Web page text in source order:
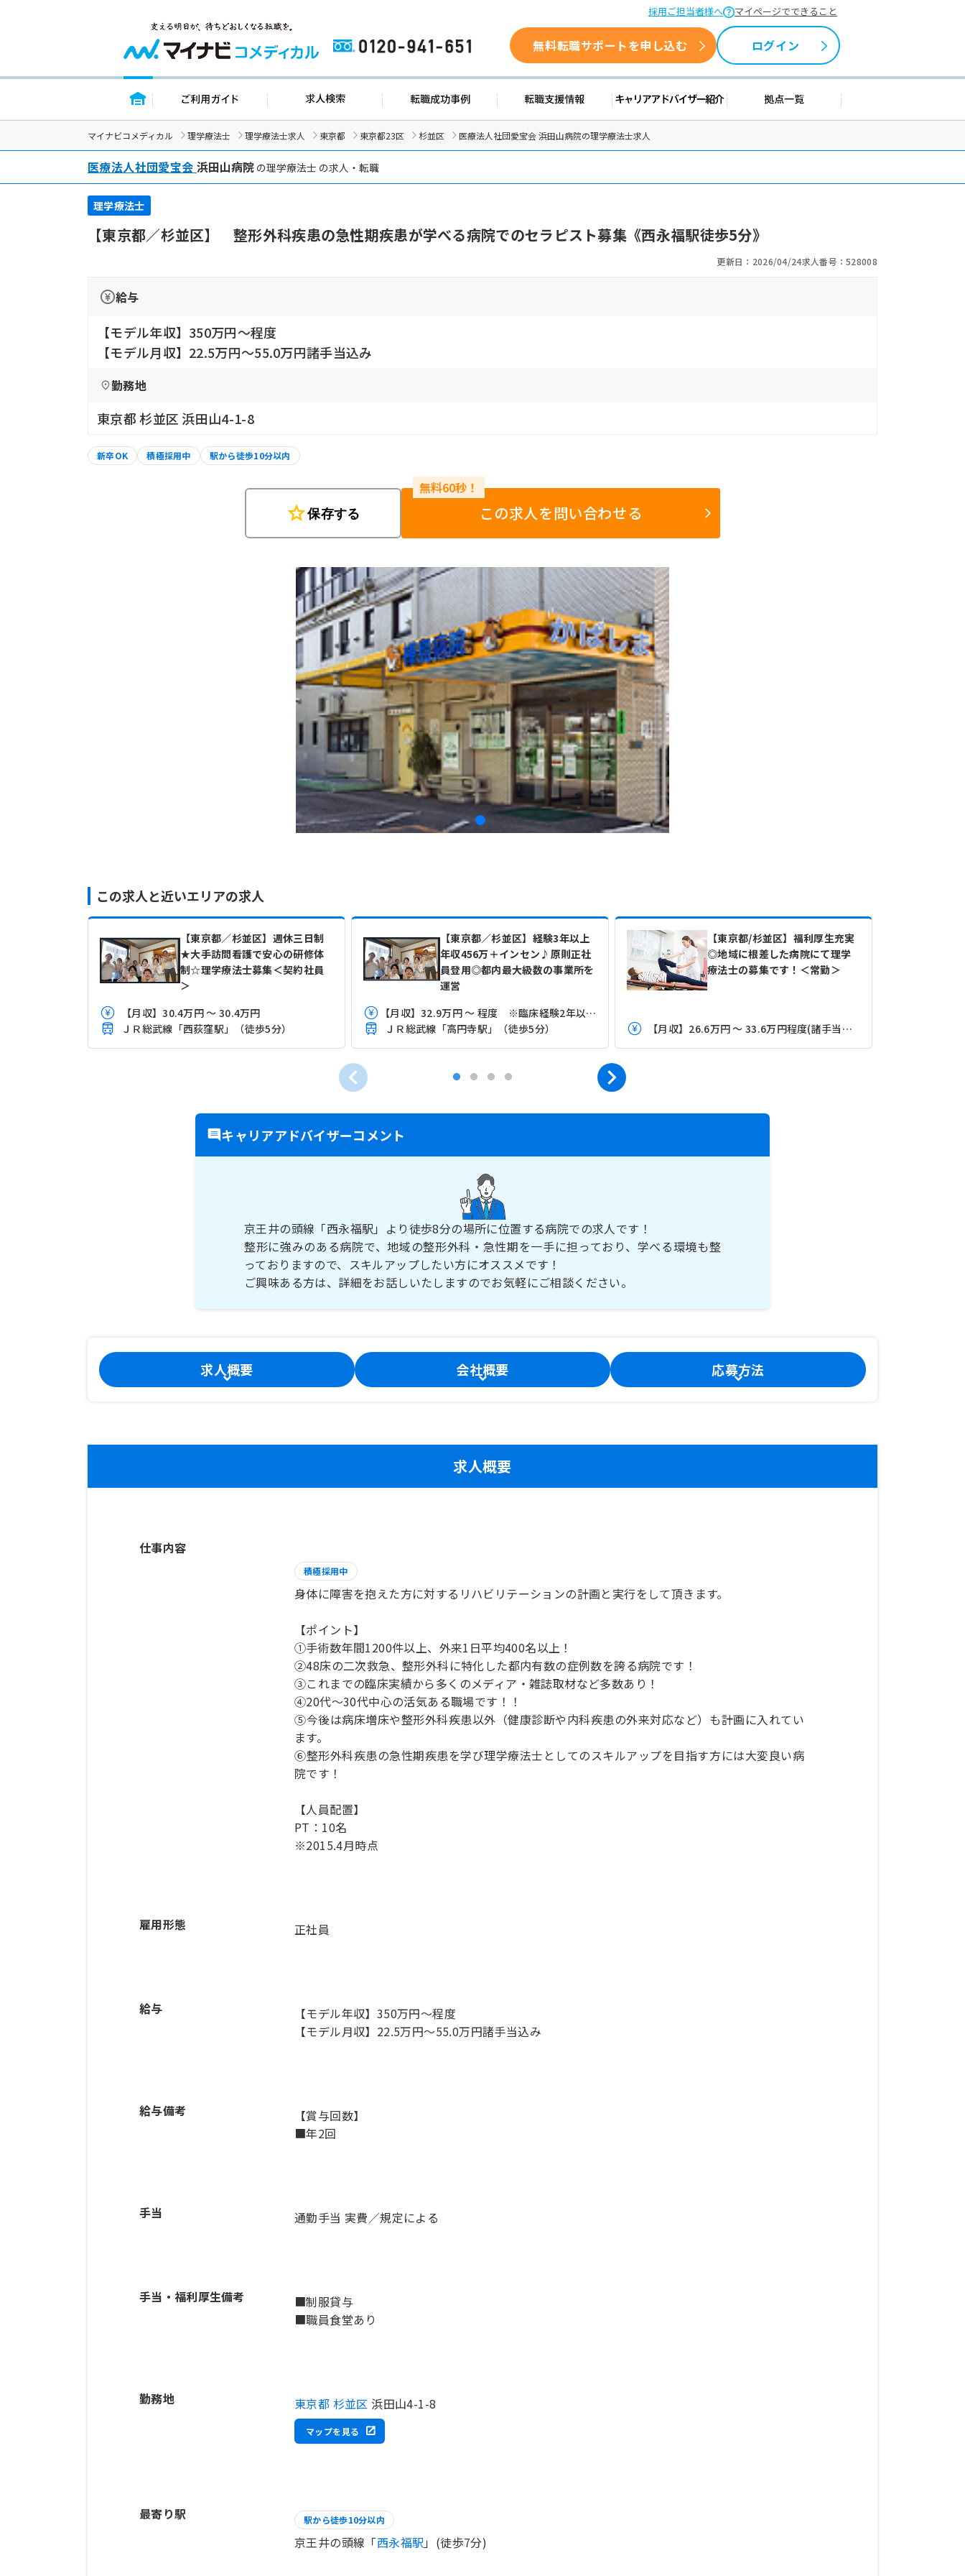
採用ご担当者様へ マイページでできること
0120-941-651 無料転職サポートを申し込む ログイン
トップページ ご利用ガイド 求人検索 転職成功事例 転職支援情報 キャリアアドバイザー紹介 拠点一覧
マイナビコメディカル 理学療法士 理学療法士求人 東京都 東京都23区 杉並区 医療法人社団愛宝会 浜田山病院の理学療法士求人
医療法人社団愛宝会 浜田山病院 の理学療法士 の求人・転職
理学療法士
【東京都／杉並区】 整形外科疾患の急性期疾患が学べる病院でのセラピスト募集《西永福駅徒歩5分》
更新日：2026/04/24求人番号：528008
給与
【モデル年収】350万円〜程度
【モデル月収】22.5万円〜55.0万円諸手当込み
勤務地
東京都 杉並区 浜田山4-1-8
新卒OK 積極採用中 駅から徒歩10分以内
star保存する この求人を問い合わせる
この求人と近いエリアの求人
【東京都／杉並区】週休三日制
★大手訪問看護で安心の研修体
制☆理学療法士募集＜契約社員
＞
【月収】30.4万円 ～ 30.4万円
ＪＲ総武線「西荻窪駅」（徒歩5分）
【東京都／杉並区】経験3年以上
年収456万＋インセン♪原則正社
員登用◎都内最大級数の事業所を
運営
【月収】32.9万円 ～ 程度 ※臨床経験2年以上3年未満モデル
ＪＲ総武線「高円寺駅」（徒歩5分）
【東京都/杉並区】福利厚生充実
◎地域に根差した病院にて理学
療法士の募集です！＜常勤＞
【月収】26.6万円 ～ 33.6万円程度(諸手当込み)
キャリアアドバイザーコメント
京王井の頭線「西永福駅」より徒歩8分の場所に位置する病院での求人です！
整形に強みのある病院で、地域の整形外科・急性期を一手に担っており、学べる環境も整
っておりますので、スキルアップしたい方にオススメです！
ご興味ある方は、詳細をお話しいたしますのでお気軽にご相談ください。
求人概要 会社概要 応募方法
求人概要
仕事内容
積極採用中
身体に障害を抱えた方に対するリハビリテーションの計画と実行をして頂きます。
【ポイント】
①手術数年間1200件以上、外来1日平均400名以上！
②48床の二次救急、整形外科に特化した都内有数の症例数を誇る病院です！
③これまでの臨床実績から多くのメディア・雑誌取材など多数あり！
④20代～30代中心の活気ある職場です！！
⑤今後は病床増床や整形外科疾患以外（健康診断や内科疾患の外来対応など）も計画に入れてい
ます。
⑥整形外科疾患の急性期疾患を学び理学療法士としてのスキルアップを目指す方には大変良い病
院です！
【人員配置】
PT：10名
※2015.4月時点
雇用形態 正社員
給与
【モデル年収】350万円〜程度
【モデル月収】22.5万円〜55.0万円諸手当込み
給与備考
【賞与回数】
■年2回
手当 通勤手当 実費／規定による
手当・福利厚生備考
■制服貸与
■職員食堂あり
勤務地 東京都 杉並区 浜田山4-1-8
マップを見る
最寄り駅 駅から徒歩10分以内
京王井の頭線「西永福駅 」(徒歩7分)